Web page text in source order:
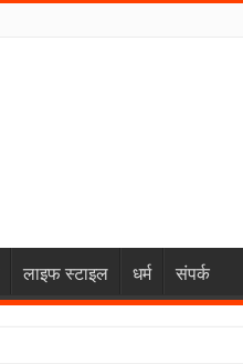
लाइफ स्टाइल धर्म संपर्क